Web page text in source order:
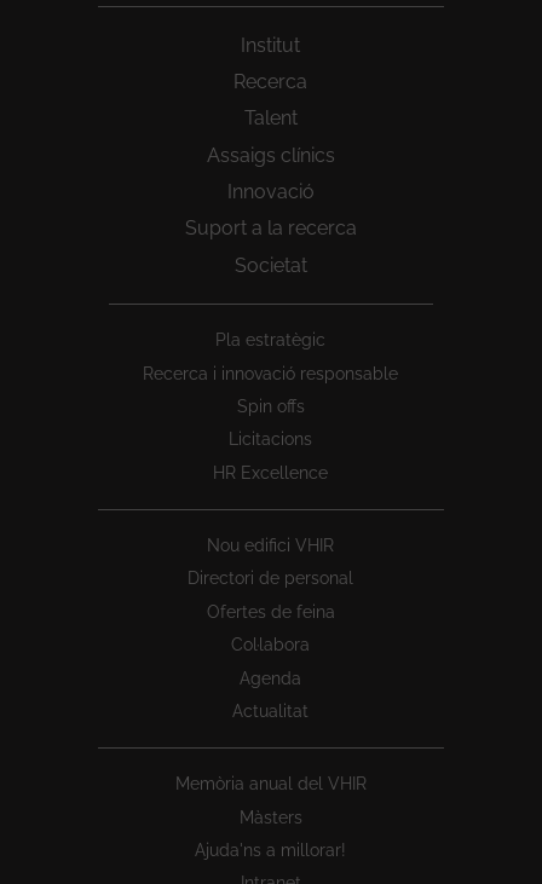
Institut
Recerca
Talent
Assaigs clínics
Innovació
Suport a la recerca
Societat
Pla estratègic
Recerca i innovació responsable
Spin offs
Licitacions
HR Excellence
Nou edifici VHIR
Directori de personal
Ofertes de feina
Col·labora
Agenda
Actualitat
Memòria anual del VHIR
Màsters
Ajuda'ns a millorar!